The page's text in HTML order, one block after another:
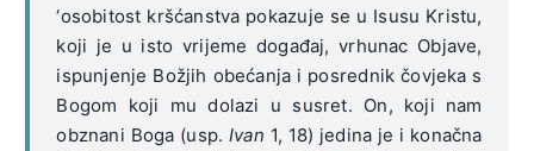
‘osobitost kršćanstva pokazuje se u Isusu Kristu,
koji je u isto vrijeme događaj, vrhunac Objave,
ispunjenje Božjih obećanja i posrednik čovjeka s
Bogom koji mu dolazi u susret. On, koji nam
obznani Boga (usp. Ivan 1, 18) jedina je i konačna